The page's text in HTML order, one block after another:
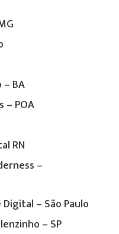
– BA
– POA
RN
–
– São Paulo
– SP